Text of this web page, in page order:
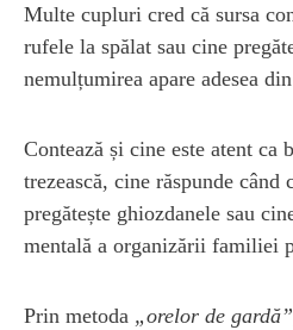
Multe cupluri cred că sursa
rufele la spălat sau cine
nemulțumirea apare adesea
Contează și cine este atent ca
trezească, cine răspunde
pregătește ghiozdanele sau
mentală a organizării familiei
Prin metoda „orelor de gardă”